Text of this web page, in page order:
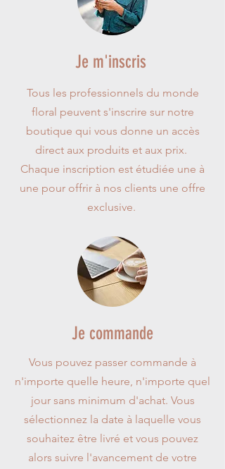
Je m'inscris
Tous les professionnels du monde
floral peuvent s'inscrire sur notre
boutique qui vous donne un accès
direct aux produits et aux prix.
Chaque inscription est étudiée une à
une pour offrir à nos clients une offre
exclusive.
Je commande
Vous pouvez passer commande à
n'importe quelle heure, n'importe quel
jour sans minimum d'achat. Vous
sélectionnez la date à laquelle vous
souhaitez être livré et vous pouvez
alors suivre l'avancement de votre